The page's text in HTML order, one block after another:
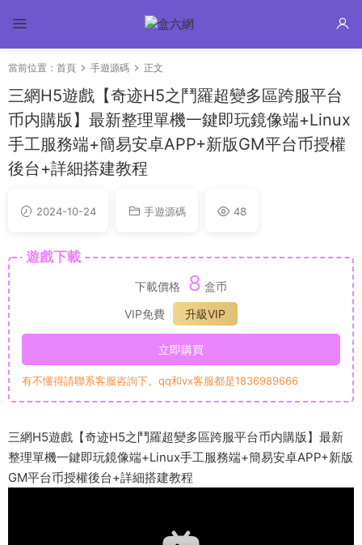
當前位置： 首頁 手遊源碼 正文
三網H5遊戲【奇迹H5之鬥羅超變多區跨服平台
币内購版】最新整理單機一鍵即玩鏡像端+Linux
手工服務端+簡易安卓APP+新版GM平台币授權
後台+詳細搭建教程
2024-10-24 手遊源碼 48
遊戲下載
下載價格 8 盒币
VIP免費
升級VIP
立即購買
有不懂得請聯系客服咨詢下。qq和vx客服都是1836989666
三網H5遊戲【奇迹H5之鬥羅超變多區跨服平台币内購版】最新
整理單機一鍵即玩鏡像端+Linux手工服務端+簡易安卓APP+新版
GM平台币授權後台+詳細搭建教程